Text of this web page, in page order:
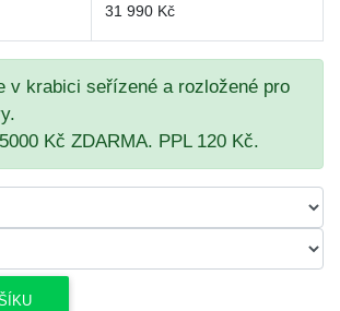
31 990 Kč
v krabici seřízené a rozložené pro
Kč ZDARMA. PPL 120 Kč.